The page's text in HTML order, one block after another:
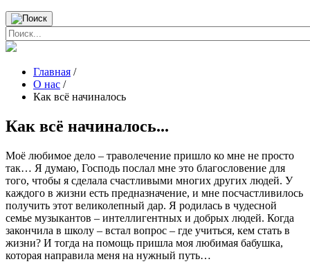
Главная /
О нас /
Как всё начиналось
Как всё начиналось...
Моё любимое дело – траволечение пришло ко мне не просто
так… Я думаю, Господь послал мне это благословение для
того, чтобы я сделала счастливыми многих других людей. У
каждого в жизни есть предназначение, и мне посчастливилось
получить этот великолепный дар. Я родилась в чудесной
семье музыкантов – интеллигентных и добрых людей. Когда
закончила в школу – встал вопрос – где учиться, кем стать в
жизни? И тогда на помощь пришла моя любимая бабушка,
которая направила меня на нужный путь…